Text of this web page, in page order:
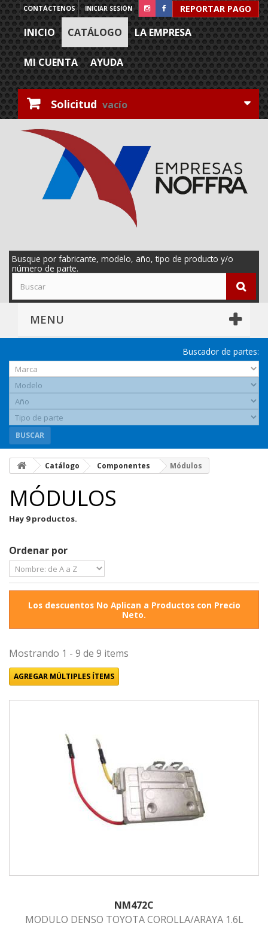
REPORTAR PAGO
INICIAR SESIÓN
CONTÁCTENOS
INICIO CATÁLOGO LA EMPRESA
MI CUENTA AYUDA
Solicitud vacío
Busque por fabricante, modelo, año, tipo de producto y/o
número de parte.
MENU
Buscador de partes:
BUSCAR
Catálogo Componentes Módulos
MÓDULOS
Hay 9 productos.
Ordenar por
Los descuentos No Aplican a Productos con Precio
Neto.
Mostrando 1 - 9 de 9 items
AGREGAR MÚLTIPLES ÍTEMS
NM472C
MODULO DENSO TOYOTA COROLLA/ARAYA 1.6L